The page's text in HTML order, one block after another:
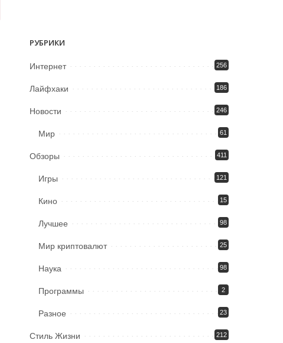
РУБРИКИ
Интернет 256
Лайфхаки 186
Новости 246
Мир 61
Обзоры 411
Игры 121
Кино 15
Лучшее 98
Мир криптовалют 25
Наука 98
Программы 2
Разное 23
Стиль Жизни 212